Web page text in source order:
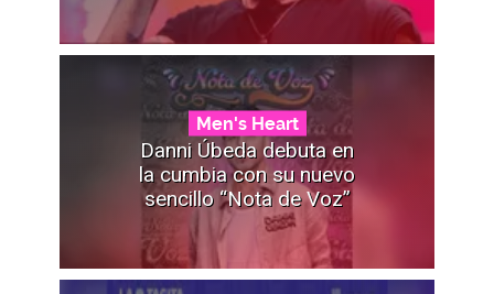
Men's Heart
Danni Úbeda debuta en
la cumbia con su nuevo
sencillo “Nota de Voz”